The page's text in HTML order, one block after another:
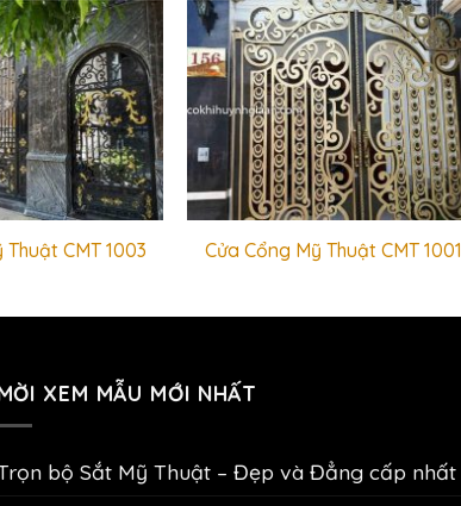
CMT 1003 Cửa Cổng Mỹ Thuật CMT 1001
XEM MẪU MỚI NHẤT
bộ Sắt Mỹ Thuật – Đẹp và Đẳng cấp nhất